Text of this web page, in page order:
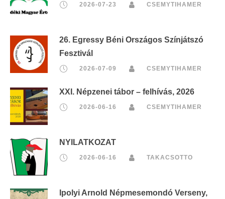
2026-07-23 CSEMYTIHAMER
26. Egressy Béni Országos Színjátszó
Fesztivál
2026-07-09 CSEMYTIHAMER
XXI. Népzenei tábor – felhívás, 2026
2026-06-16 CSEMYTIHAMER
NYILATKOZAT
2026-06-16 TAKACSOTTO
Ipolyi Arnold Népmesemondó Verseny,